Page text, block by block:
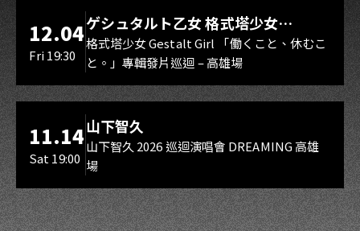
LIVE WAREHOUSE 小庫
12.04
Fri 19:30
ゲシュタルト乙女 格式塔少女
Gestalt Girl
格式塔少女 Gestalt Girl 「働くこと、休むこ
と。」專輯發片巡迴 – 高雄場
11.14
Sat 19:00
山下智久
山下智久 2026 巡迴演唱會 DREAMING 高雄
場